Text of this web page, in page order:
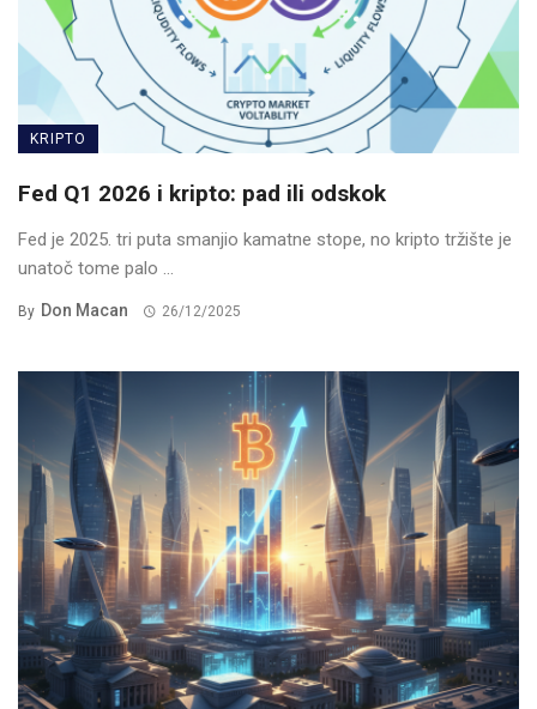
KRIPTO
Fed Q1 2026 i kripto: pad ili odskok
Fed je 2025. tri puta smanjio kamatne stope, no kripto tržište je
unatoč tome palo ...
By Don Macan 26/12/2025